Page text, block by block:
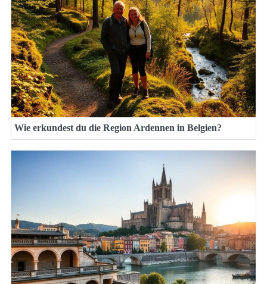
Wie erkundest du die Region Ardennen in Belgien?